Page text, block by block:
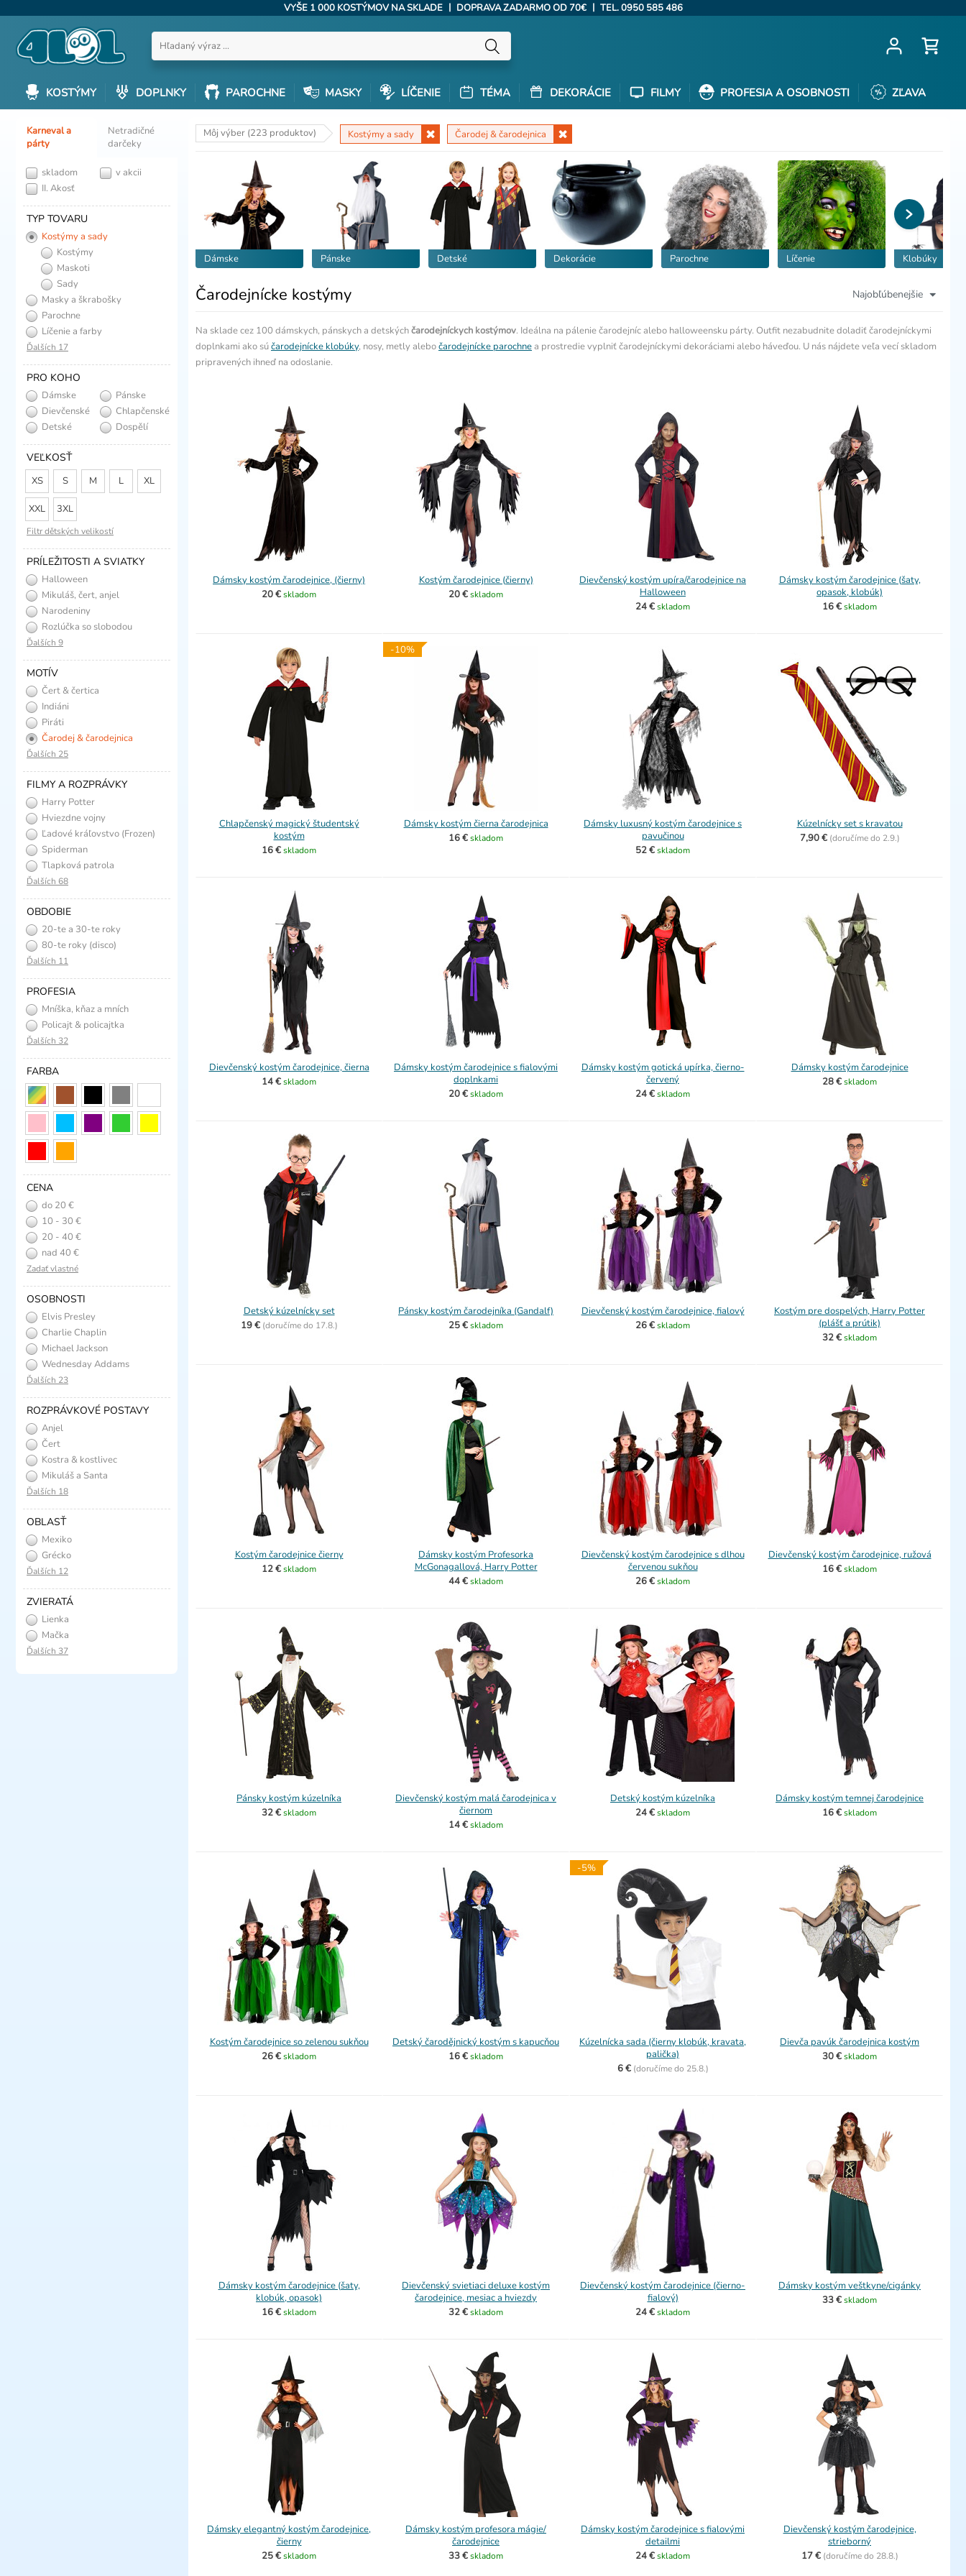
VYŠE 1 000 KOSTÝMOV NA SKLADE | DOPRAVA ZADARMO OD 70€ | TEL. 0950 585 486
KOSTÝMY DOPLNKY PAROCHNE MASKY LÍČENIE TÉMA DEKORÁCIE FILMY PROFESIA A OSOBNOSTI ZĽAVA
Môj výber (223 produktov) Kostýmy a sady Čarodej & čarodejnica
Dámske Pánske Detské Dekorácie Parochne Líčenie Klobúky
Najobľúbenejšie
Čarodejnícke kostýmy
Na sklade cez 100 dámskych, pánskych a detskýchčarodejníckych kostýmov. Ideálna na pálenie čarodejníc alebo halloweensku párty. Outfit nezabudnite doladiť čarodejníckymi
doplnkami ako súčarodejnícke klobúky, nosy, metly alebočarodejnícke parochnea prostredie vyplniť čarodejníckymi dekoráciami alebo háveďou. U nás nájdete veľa vecí skladom
pripravených ihneď na odoslanie.
Dámsky kostým čarodejnice, (čierny)
20 €skladom
Kostým čarodejnice (čierny)
20 €skladom
Dievčenský kostým upíra/čarodejnice na
Halloween
24 €skladom
Dámsky kostým čarodejnice (šaty,
opasok, klobúk)
16 €skladom
Chlapčenský magický študentský
kostým
16 €skladom
-10%
Dámsky kostým čierna čarodejnica
16 €skladom
Dámsky luxusný kostým čarodejnice s
pavučinou
52 €skladom
Kúzelnícky set s kravatou
7,90 € (doručíme do 2.9.)
Dievčenský kostým čarodejnice, čierna
14 €skladom
Dámsky kostým čarodejnice s fialovými
doplnkami
20 €skladom
Dámsky kostým gotická upírka, čierno-
červený
24 €skladom
Dámsky kostým čarodejnice
28 €skladom
Detský kúzelnícky set
19 € (doručíme do 17.8.)
Pánsky kostým čarodejníka (Gandalf)
25 €skladom
Dievčenský kostým čarodejnice, fialový
26 €skladom
Kostým pre dospelých, Harry Potter
(plášť a prútik)
32 €skladom
Kostým čarodejnice čierny
12 €skladom
Dámsky kostým Profesorka
McGonagallová, Harry Potter
44 €skladom
Dievčenský kostým čarodejnice s dlhou
červenou sukňou
26 €skladom
Dievčenský kostým čarodejnice, ružová
16 €skladom
Pánsky kostým kúzelníka
32 €skladom
Dievčenský kostým malá čarodejnica v
čiernom
14 €skladom
Detský kostým kúzelníka
24 €skladom
Dámsky kostým temnej čarodejnice
16 €skladom
Kostým čarodejnice so zelenou sukňou
26 €skladom
Detský čarodějnický kostým s kapucňou
16 €skladom
-5%
Kúzelnícka sada (čierny klobúk, kravata,
palička)
6 € (doručíme do 25.8.)
Dievča pavúk čarodejnica kostým
30 €skladom
Dámsky kostým čarodejnice (šaty,
klobúk, opasok)
16 €skladom
Dievčenský svietiaci deluxe kostým
čarodejnice, mesiac a hviezdy
32 €skladom
Dievčenský kostým čarodejnice (čierno-
fialový)
24 €skladom
Dámsky kostým veštkyne/cigánky
33 €skladom
Dámsky elegantný kostým čarodejnice,
čierny
25 €skladom
Dámsky kostým profesora mágie/
čarodejnice
33 €skladom
Dámsky kostým čarodejnice s fialovými
detailmi
24 €skladom
Dievčenský kostým čarodejnice,
strieborný
17 € (doručíme do 28.8.)
Karneval a
párty
Netradičné
darčeky
skladom
v akcii
II. Akosť
TYP TOVARU
Kostýmy a sady
Kostýmy
Maskoti
Sady
Masky a škrabošky
Parochne
Líčenie a farby
Ďalších 17
PRO KOHO
Dámske
Pánske
Dievčenské
Chlapčenské
Detské
Dospělí
VEĽKOSŤ
XS S M L XL
XXL 3XL
Filtr dětských velikostí
PRÍLEŽITOSTI A SVIATKY
Halloween
Mikuláš, čert, anjel
Narodeniny
Rozlúčka so slobodou
Ďalších 9
MOTÍV
Čert & čertica
Indiáni
Piráti
Čarodej & čarodejnica
Ďalších 25
FILMY A ROZPRÁVKY
Harry Potter
Hviezdne vojny
Ľadové kráľovstvo (Frozen)
Spiderman
Tlapková patrola
Ďalších 68
OBDOBIE
20-te a 30-te roky
(charleston)
80-te roky (disco)
Ďalších 11
PROFESIA
Mníška, kňaz a mních
Policajt & policajtka
Ďalších 32
FARBA
CENA
do 20 €
10 - 30 €
20 - 40 €
nad 40 €
Zadať vlastné
OSOBNOSTI
Elvis Presley
Charlie Chaplin
Michael Jackson
Wednesday Addams
Ďalších 23
ROZPRÁVKOVÉ POSTAVY
Anjel
Čert
Kostra & kostlivec
Mikuláš a Santa
Ďalších 18
OBLASŤ
Mexiko
Grécko
Ďalších 12
ZVIERATÁ
Lienka
Mačka
Ďalších 37